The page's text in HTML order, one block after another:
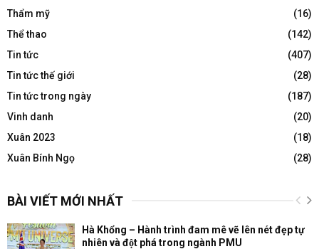
Thẩm mỹ
(16)
Thể thao
(142)
Tin tức
(407)
Tin tức thế giới
(28)
Tin tức trong ngày
(187)
Vinh danh
(20)
Xuân 2023
(18)
Xuân Bính Ngọ
(28)
BÀI VIẾT MỚI NHẤT
Hà Khổng – Hành trình đam mê vẽ lên nét đẹp tự
nhiên và đột phá trong ngành PMU